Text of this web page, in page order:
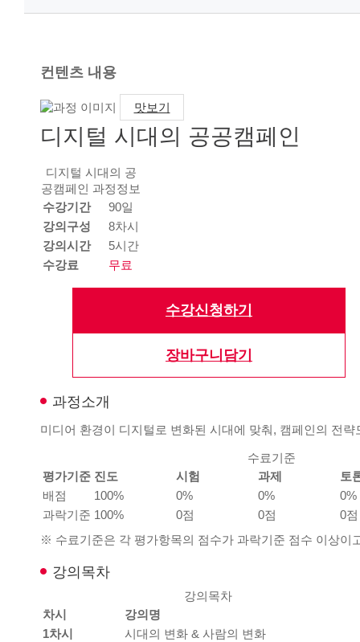
컨텐츠 내용
맛보기
디지털 시대의 공공캠페인
디지털 시대의 공
공캠페인 과정정보
수강기간
90일
강의구성
8차시
강의시간
5시간
수강료
무료
수강신청하기
장바구니담기
과정소개
미디어 환경이 디지털로 변화된 시대에 맞춰, 캠페인의 전
수료기준
평가기준 진도 시험 과제
토
배점
100% 0% 0%
0%
과락기준 100% 0점 0점
0점
※ 수료기준은 각 평가항목의 점수가 과락기준 점수 이상이
강의목차
강의목차
차시
강의명
1차시
시대의 변화 & 사람의 변화